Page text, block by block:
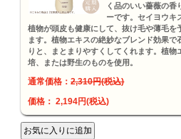
く品のいい薔薇の香
ーです。セイヨウキ
植物が頭皮も健康にして、抜け毛や薄毛を
ます。植物エキスの絶妙なブレンド効果
りと、まとまりやすくしてくれます。植物
培、または野生のものを使用。
通常価格：2,310円(税込)
価格： 2,194円(税込)